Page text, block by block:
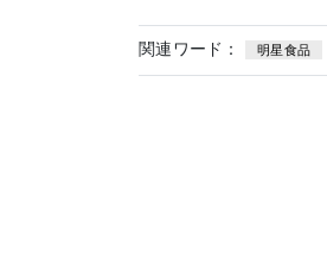
関連ワード： 明星食品